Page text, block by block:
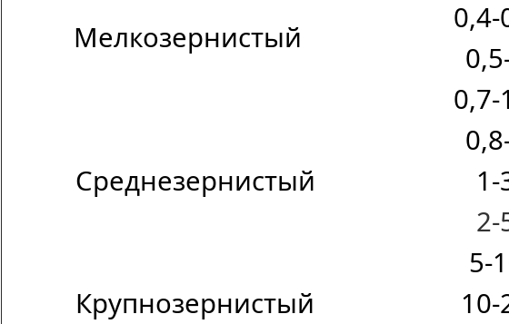
Мелкозернистый
Среднезернистый
Крупнозернистый
5-